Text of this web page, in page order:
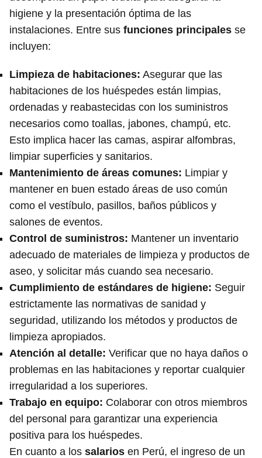
higiene y la presentación óptima de las
instalaciones. Entre sus funciones principales se
incluyen:
Limpieza de habitaciones: Asegurar que las
habitaciones de los huéspedes están limpias,
ordenadas y reabastecidas con los suministros
necesarios como toallas, jabones, champú, etc.
Esto implica hacer las camas, aspirar alfombras,
limpiar superficies y sanitarios.
Mantenimiento de áreas comunes: Limpiar y
mantener en buen estado áreas de uso común
como el vestíbulo, pasillos, baños públicos y
salones de eventos.
Control de suministros: Mantener un inventario
adecuado de materiales de limpieza y productos de
aseo, y solicitar más cuando sea necesario.
Cumplimiento de estándares de higiene: Seguir
estrictamente las normativas de sanidad y
seguridad, utilizando los métodos y productos de
limpieza apropiados.
Atención al detalle: Verificar que no haya daños o
problemas en las habitaciones y reportar cualquier
irregularidad a los superiores.
Trabajo en equipo: Colaborar con otros miembros
del personal para garantizar una experiencia
positiva para los huéspedes.
En cuanto a los salarios en Perú, el ingreso de un